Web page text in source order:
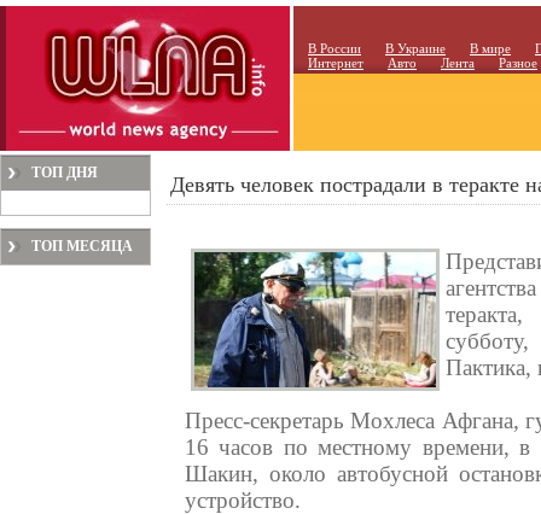
В России В Украине В мире
Интернет
Авто Лента Разное
ТОП ДНЯ
ТОП МЕСЯЦА
Девять человек пострадали в теракте
Пактика,
Пресс-секретарь Мохлеса Афгана,
16 часов по местному времени, в
Шакин, около автобусной
устройство.